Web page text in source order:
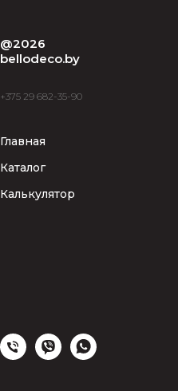
@2026
bellodeco.by
+375 29 682-35-90
Главная
Каталог
Калькулятор